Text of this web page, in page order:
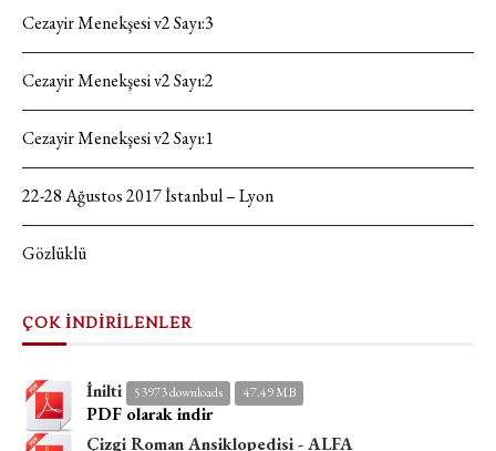
Cezayir Menekşesi v2 Sayı:3
Cezayir Menekşesi v2 Sayı:2
Cezayir Menekşesi v2 Sayı:1
22-28 Ağustos 2017 İstanbul – Lyon
Gözlüklü
ÇOK İNDİRİLENLER
İnilti 53973 downloads 47.49 MB
PDF olarak indir
Çizgi Roman Ansiklopedisi - ALFA